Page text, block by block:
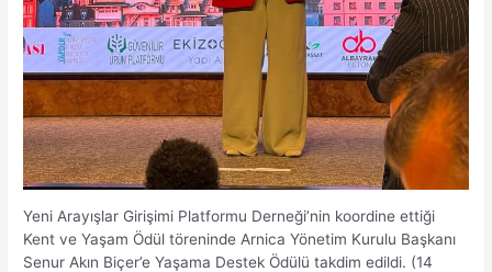
Yeni Arayışlar Girişimi Platformu Derneği’nin koordine ettiği
Kent ve Yaşam Ödül töreninde Arnica Yönetim Kurulu Başkanı
Senur Akın Biçer’e Yaşama Destek Ödülü takdim edildi. (14